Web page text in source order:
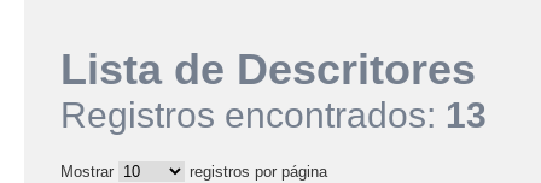
Lista de Descritores
Registros encontrados: 13
Mostrar
registros por página